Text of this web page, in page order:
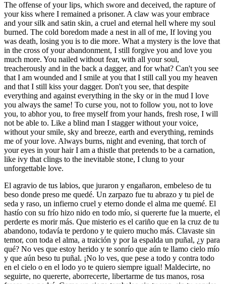
The offense of your lips, which swore and deceived, the rapture of
your kiss where I remained a prisoner. A claw was your embrace
and your silk and satin skin, a cruel and eternal hell where my soul
burned. The cold boredom made a nest in all of me, If loving you
was death, losing you is to die more. What a mystery is the love that
in the cross of your abandonment, I still forgive you and love you
much more. You nailed without fear, with all your soul,
treacherously and in the back a dagger, and for what? Can't you see
that I am wounded and I smile at you that I still call you my heaven
and that I still kiss your dagger. Don't you see, that despite
everything and against everything in the sky or in the mud I love
you always the same! To curse you, not to follow you, not to love
you, to abhor you, to free myself from your hands, fresh rose, I will
not be able to. Like a blind man I stagger without your voice,
without your smile, sky and breeze, earth and everything, reminds
me of your love. Always burns, night and evening, that torch of
your eyes in your hair I am a thistle that pretends to be a carnation,
like ivy that clings to the inevitable stone, I clung to your
unforgettable love.
El agravio de tus labios, que juraron y engañaron, embeleso de tu
beso donde preso me quedé. Un zarpazo fue tu abrazo y tu piel de
seda y raso, un infierno cruel y eterno donde el alma me quemé. El
hastío con su frío hizo nido en todo mío, si quererte fue la muerte, el
perderte es morir más. Que misterio es el cariño que en la cruz de tu
abandono, todavía te perdono y te quiero mucho más. Clavaste sin
temor, con toda el alma, a traición y por la espalda un puñal, ¿y para
qué? No ves que estoy herido y te sonrío que aún te llamo cielo mío
y que aún beso tu puñal. ¡No lo ves, que pese a todo y contra todo
en el cielo o en el lodo yo te quiero siempre igual! Maldecirte, no
seguirte, no quererte, aborrecerte, libertarme de tus manos, rosa